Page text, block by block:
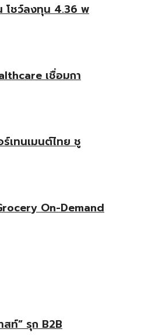
โชว์ลงทุน 4.36 พ
เชื่อมกา
ร์เทนเมนต์ไทย ชู
On-Demand
สท์” รุก B2B